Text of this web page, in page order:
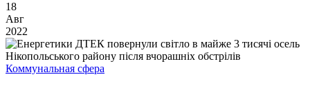
18
Авг
2022
Коммунальная сфера